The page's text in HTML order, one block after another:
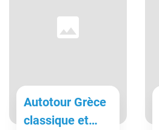
Autotour Grèce
classique et